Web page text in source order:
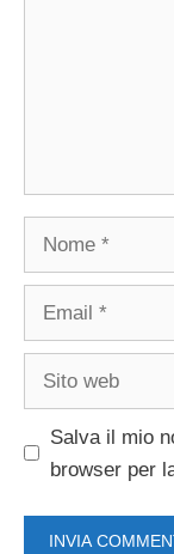
Salva il mio
browser per